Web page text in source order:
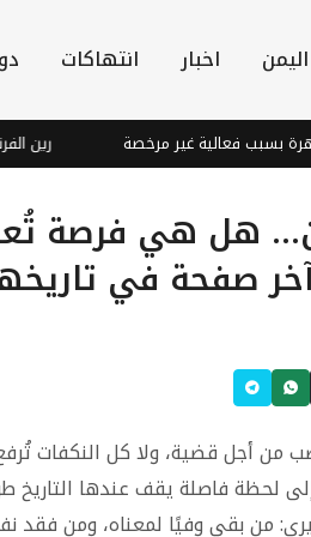
اليمن اخبار انتهاكات
غير مرخصة رين الفرنسي يجدد
هل هي فرصة
صفحة في
من أجل قضية، ولا كل النكفات
لحظة فاصلة يقف عندها التاريخ
من بقي وفيًا لمعناه، ومن فقد